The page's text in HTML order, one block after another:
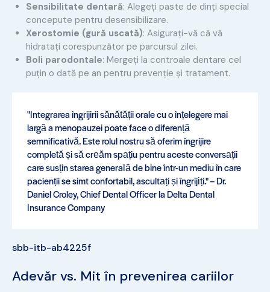
Sensibilitate dentară: Alegeți paste de dinți special
concepute pentru desensibilizare.
Xerostomie (gură uscată): Asigurați-vă că vă
hidratați corespunzător pe parcursul zilei.
Boli parodontale: Mergeți la controale dentare cel
puțin o dată pe an pentru prevenție și tratament.
"Integrarea îngrijirii sănătății orale cu o înțelegere mai
largă a menopauzei poate face o diferență
semnificativă. Este rolul nostru să oferim îngrijire
completă și să creăm spațiu pentru aceste conversații
care susțin starea generală de bine într-un mediu în care
pacienții se simt confortabil, ascultați și îngrijiți." – Dr.
Daniel Croley, Chief Dental Officer la Delta Dental
Insurance Company
sbb-itb-ab4225f
Adevăr vs. Mit în prevenirea cariilor